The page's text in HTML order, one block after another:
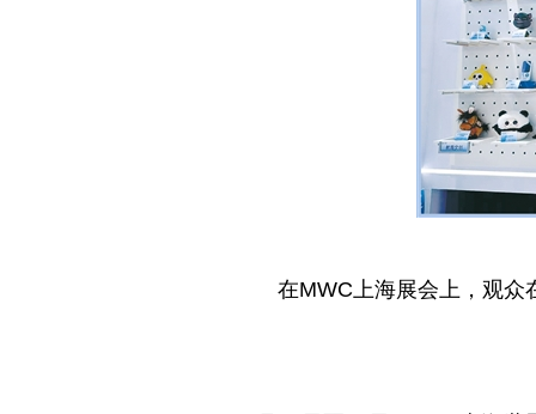
在MWC上海展会上，观众